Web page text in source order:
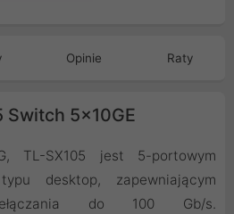
Opinie Raty
Switch 5x10GE
TL-SX105 jest 5-portowym
desktop, zapewniającym
do 100 Gb/s.